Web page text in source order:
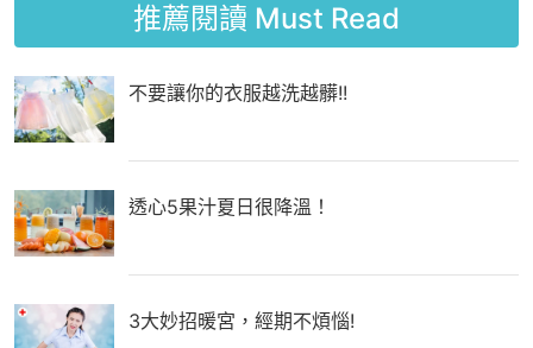
推薦閱讀 Must Read
不要讓你的衣服越洗越髒!!
透心5果汁夏日很降溫！
3大妙招暖宮，經期不煩惱!